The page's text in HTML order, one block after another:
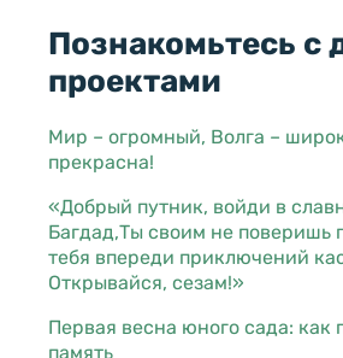
Познакомьтесь с
проектами
Мир – огромный, Волга –
прекрасна!
«Добрый путник, войди в
Багдад,Ты своим не поверишь
тебя впереди приключений
Открывайся, сезам!»
Первая весна юного сада: как
память